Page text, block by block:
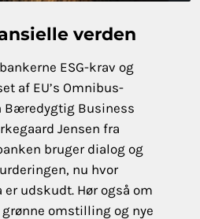
verden
ESG-krav og
af EU’s Omnibus-
Bæredygtig Business
Jensen fra
bruger dialog og
nu hvor
udskudt. Hør også om
omstilling og nye